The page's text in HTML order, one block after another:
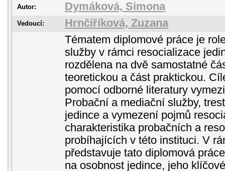
Autor: Dymáková, Simona
Vedoucí: Hrnčiříková, Zuzana
Tématem diplomové práce je
služby v rámci resocializace
rozdělena na dvě samostatné
teoretickou a část praktickou.
pomocí odborné literatury
Probační a mediační služby,
jedince a vymezení pojmů
charakteristika probačních a
probíhajících v této instituci. V
představuje tato diplomová
na osobnost jedince, jeho